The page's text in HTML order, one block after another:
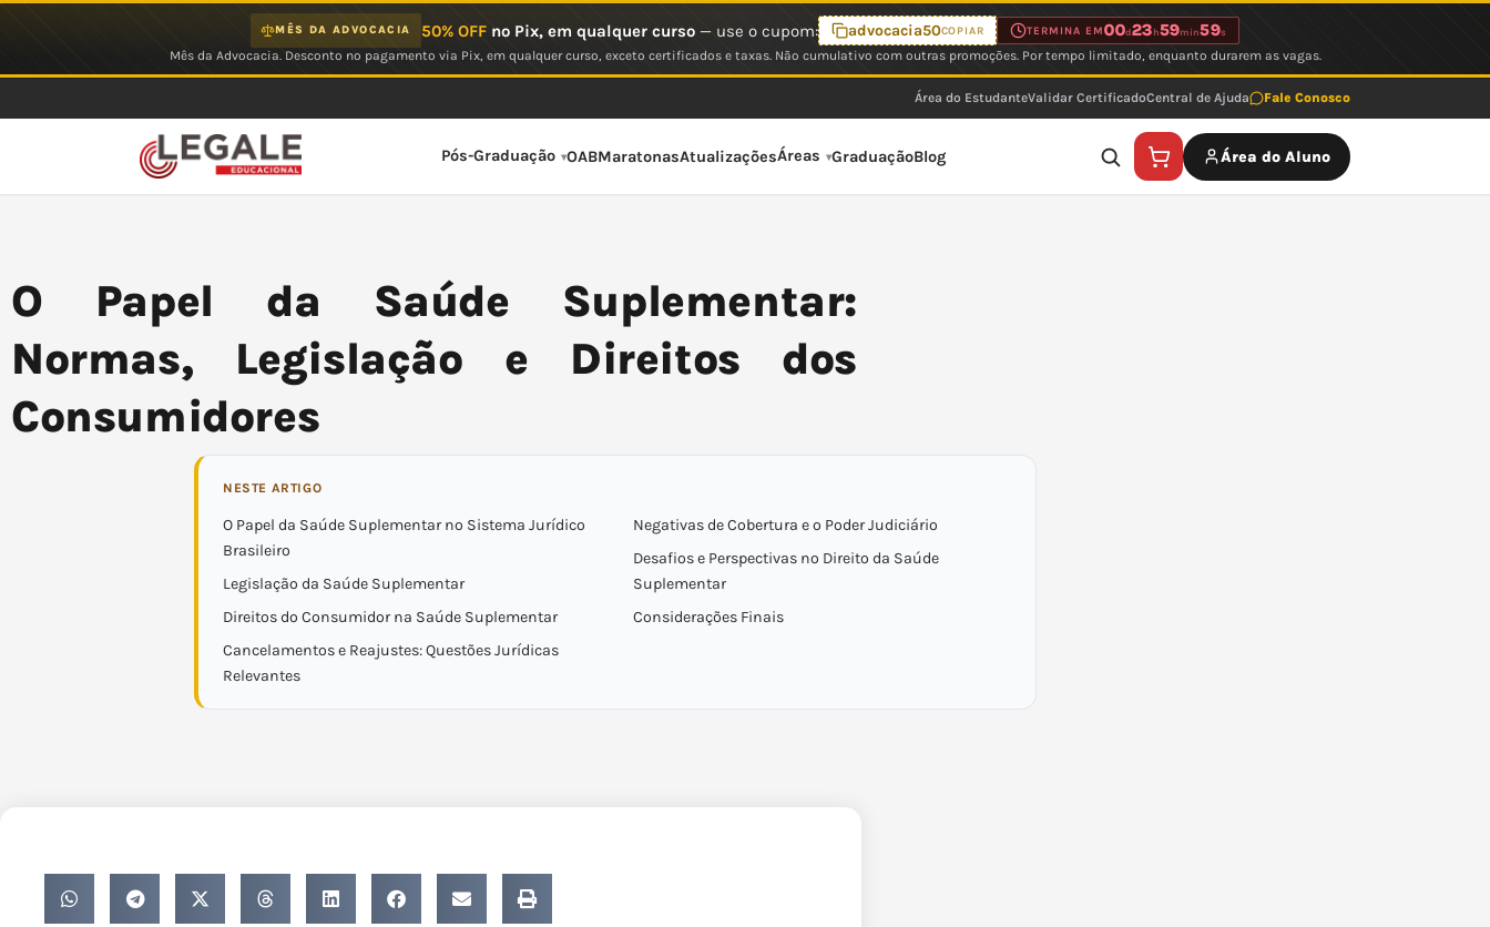
MÊS DA ADVOCACIA 50% OFFno Pix, em qualquer curso— use o cupom: advocacia50COPIAR TERMINA EM00d23 h59min59s
Mês da Advocacia. Desconto no pagamento via Pix, em qualquer curso, exceto certificados e taxas. Não cumulativo com outras promoções. Por tempo limitado, enquanto durarem as vagas.
Área do EstudanteValidar CertificadoCentral de Ajuda Fale Conosco
Pós-Graduação OABMaratonasAtualizaçõesÁreas GraduaçãoBlog Área do Aluno
O Papel da Saúde Suplementar:
Normas, Legislação e Direitos dos
Consumidores
NESTE ARTIGO
O Papel da Saúde Suplementar no Sistema Jurídico
Brasileiro
Legislação da Saúde Suplementar
Direitos do Consumidor na Saúde Suplementar
Cancelamentos e Reajustes: Questões Jurídicas
Relevantes
Negativas de Cobertura e o Poder Judiciário
Desafios e Perspectivas no Direito da Saúde
Suplementar
Considerações Finais